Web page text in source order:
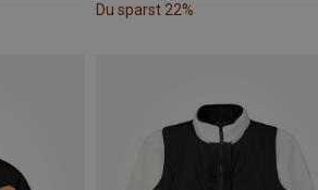
Du sparst 22%